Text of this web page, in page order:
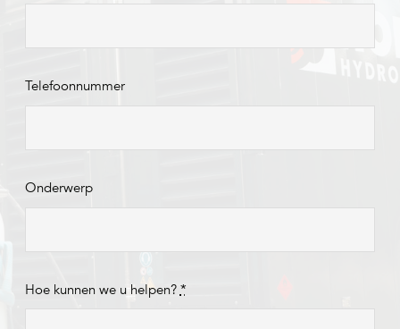
Telefoonnummer
Onderwerp
Hoe kunnen we u helpen? *